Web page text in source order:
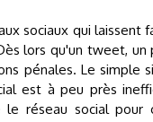
sociaux qui
lors qu'un tweet, un
pénales. Le simple
est à peu près
réseau social pour